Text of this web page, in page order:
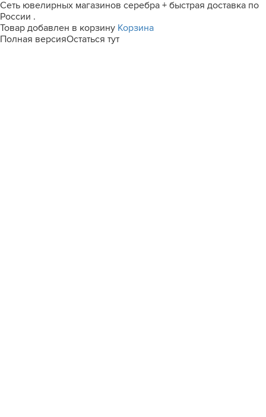
Сеть ювелирных магазинов серебра + быстрая доставка по
России .
Товар добавлен в корзину Корзина
Полная версияОстаться тут